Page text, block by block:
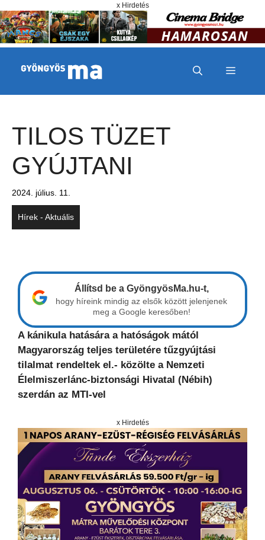
x Hirdetés
MENÜ
TILOS TÜZET
GYÚJTANI
2024. július. 11.
Hírek - Aktuális
Állítsd be a GyöngyösMa.hu-t,
hogy híreink mindig az elsők között jelenjenek
meg a Google keresőben!
A kánikula hatására a hatóságok mától
Magyarország teljes területére tűzgyújtási
tilalmat rendeltek el.- közölte a Nemzeti
Élelmiszerlánc-biztonsági Hivatal (Nébih)
szerdán az MTI-vel
x Hirdetés